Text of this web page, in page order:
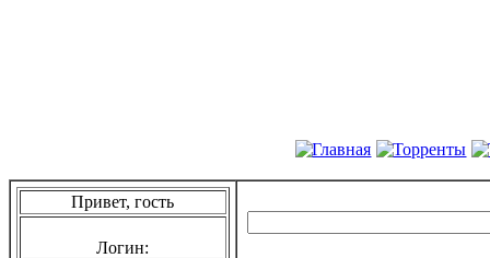
Привет, гость
Логин: